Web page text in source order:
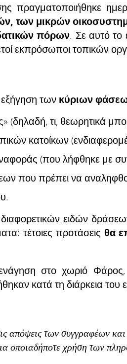
πραγματοποιήθηκε
των μικρών
πόρων. Σε αυτό το
εκπρόσωποι τοπικών
των κύριων
τι, θεωρητικά
κατοίκων
(που λήφθηκε
που πρέπει να
ειδών
τέτοιες προτάσεις θα
στο χωριό Φάρος,
κατά τη διάρκεια
απόψεις των συγγραφέων
οποιαδήποτε χρήση των